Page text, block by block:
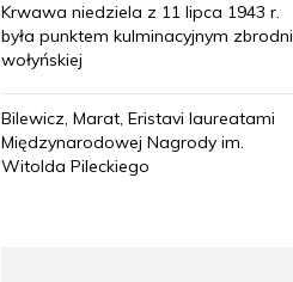
Krwawa niedziela z 11 lipca 1943 r.
była punktem kulminacyjnym zbrodni
wołyńskiej
Bilewicz, Marat, Eristavi laureatami
Międzynarodowej Nagrody im.
Witolda Pileckiego